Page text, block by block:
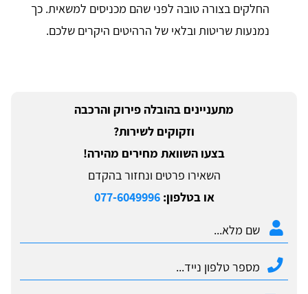
החלקים בצורה טובה לפני שהם מכניסים למשאית. כך
נמנעות שריטות ובלאי של הרהיטים היקרים שלכם.
מתעניינים בהובלה פירוק והרכבה
וזקוקים לשירות?
בצעו השוואת מחירים מהירה!
השאירו פרטים ונחזור בהקדם
או בטלפון:077-6049996